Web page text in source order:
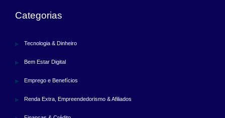
Categorias
Tecnologia & Dinheiro
Bem Estar Digital
Emprego e Benefícios
Renda Extra, Empreendedorismo & Afiliados